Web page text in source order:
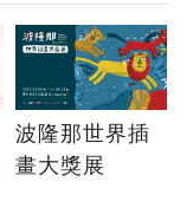
波隆那世界插
畫大獎展